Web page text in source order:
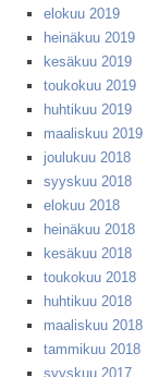
elokuu 2019
heinäkuu 2019
kesäkuu 2019
toukokuu 2019
huhtikuu 2019
maaliskuu 2019
joulukuu 2018
syyskuu 2018
elokuu 2018
heinäkuu 2018
kesäkuu 2018
toukokuu 2018
huhtikuu 2018
maaliskuu 2018
tammikuu 2018
syyskuu 2017